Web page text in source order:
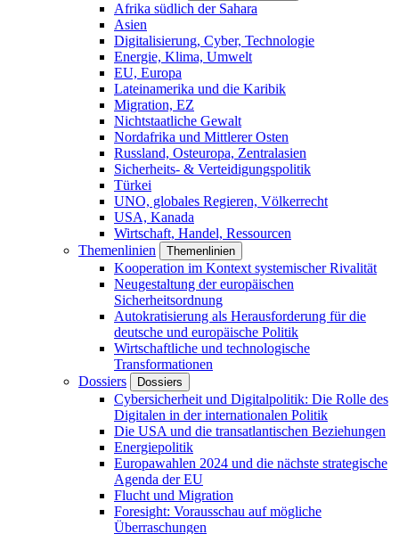
Afrika südlich der Sahara
Asien
Digitalisierung, Cyber, Technologie
Energie, Klima, Umwelt
EU, Europa
Lateinamerika und die Karibik
Migration, EZ
Nichtstaatliche Gewalt
Nordafrika und Mittlerer Osten
Russland, Osteuropa, Zentralasien
Sicherheits- & Verteidigungspolitik
Türkei
UNO, globales Regieren, Völkerrecht
USA, Kanada
Wirtschaft, Handel, Ressourcen
Themenlinien
Themenlinien
Kooperation im Kontext systemischer Rivalität
Neugestaltung der europäischen
Sicherheitsordnung
Autokratisierung als Herausforderung für die
deutsche und europäische Politik
Wirtschaftliche und technologische
Transformationen
Dossiers
Dossiers
Cybersicherheit und Digitalpolitik: Die Rolle des
Digitalen in der internationalen Politik
Die USA und die transatlantischen Beziehungen
Energiepolitik
Europawahlen 2024 und die nächste strategische
Agenda der EU
Flucht und Migration
Foresight: Vorausschau auf mögliche
Überraschungen